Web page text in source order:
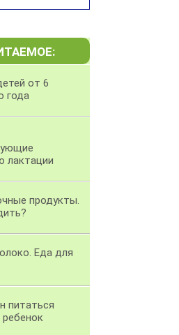
от 6
года
лактации
продукты.
Еда для
питаться